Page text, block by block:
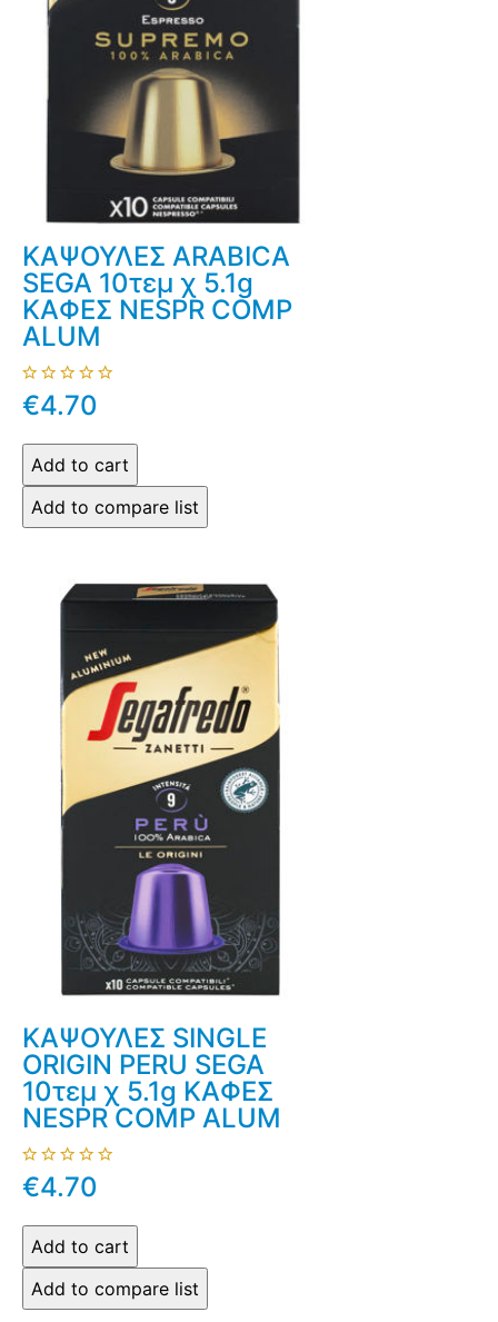
ΚΑΨΟΥΛΕΣ ARABICA
SEGA 10τεμ χ 5.1g
ΚΑΦΕΣ NESPR COMP
ALUM
€4.70
ΚΑΨΟΥΛΕΣ SINGLE
ORIGIN PERU SEGA
10τεμ χ 5.1g ΚΑΦΕΣ
NESPR COMP ALUM
€4.70